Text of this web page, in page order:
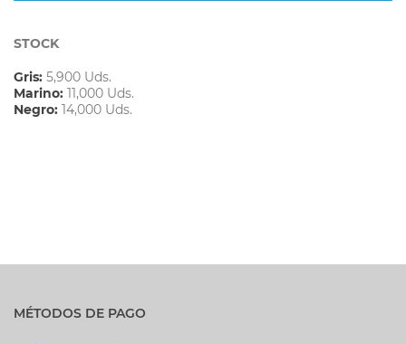
STOCK
Gris: 5,900 Uds.
Marino: 11,000 Uds.
Negro: 14,000 Uds.
MÉTODOS DE PAGO